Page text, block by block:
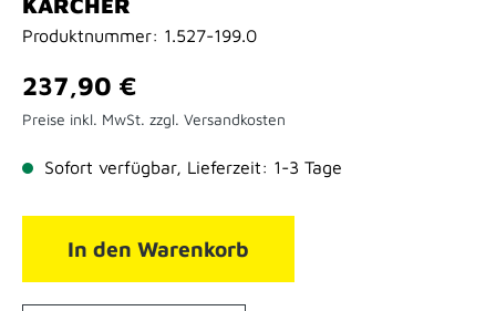
Produktnummer: 1.527-199.0
Regulärer Preis:
237,90 €
Preise inkl. MwSt. zzgl. Versandkosten
Sofort verfügbar, Lieferzeit: 1-3 Tage
In den Warenkorb